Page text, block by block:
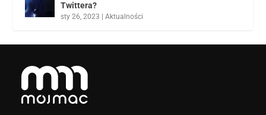
Twittera?
sty 26, 2023 |Aktualności